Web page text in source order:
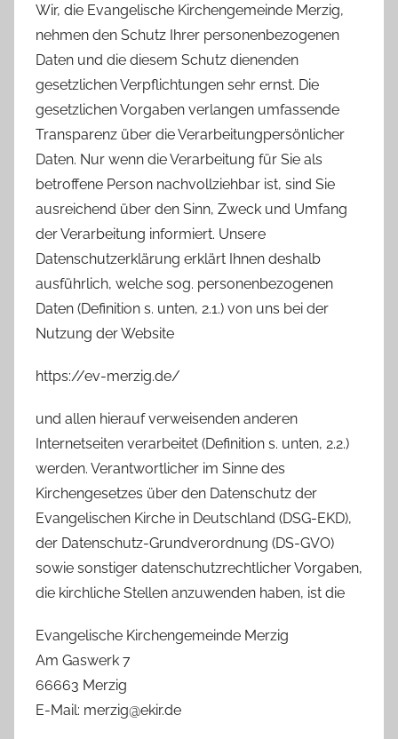
Wir, die Evangelische Kirchengemeinde Merzig,
nehmen den Schutz Ihrer personenbezogenen
Daten und die diesem Schutz dienenden
gesetzlichen Verpflichtungen sehr ernst. Die
gesetzlichen Vorgaben verlangen umfassende
Transparenz über die Verarbeitungpersönlicher
Daten. Nur wenn die Verarbeitung für Sie als
betroffene Person nachvollziehbar ist, sind Sie
ausreichend über den Sinn, Zweck und Umfang
der Verarbeitung informiert. Unsere
Datenschutzerklärung erklärt Ihnen deshalb
ausführlich, welche sog. personenbezogenen
Daten (Definition s. unten, 2.1.) von uns bei der
Nutzung der Website
https://ev-merzig.de/
und allen hierauf verweisenden anderen
Internetseiten verarbeitet (Definition s. unten, 2.2.)
werden. Verantwortlicher im Sinne des
Kirchengesetzes über den Datenschutz der
Evangelischen Kirche in Deutschland (DSG-EKD),
der Datenschutz-Grundverordnung (DS-GVO)
sowie sonstiger datenschutzrechtlicher Vorgaben,
die kirchliche Stellen anzuwenden haben, ist die
Evangelische Kirchengemeinde Merzig
Am Gaswerk 7
66663 Merzig
E-Mail: merzig@ekir.de